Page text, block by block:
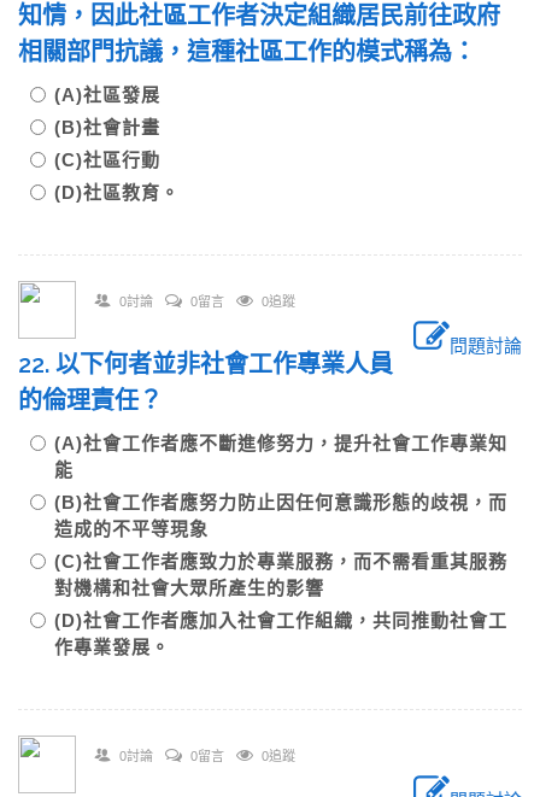
知情，因此社區工作者決定組織居民前往政府
相關部門抗議，這種社區工作的模式稱為：
(A)社區發展
(B)社會計畫
(C)社區行動
(D)社區教育。
0討論 0留言 0追蹤
問題討論
22. 以下何者並非社會工作專業人員
的倫理責任？
(A)社會工作者應不斷進修努力，提升社會工作專業知
能
(B)社會工作者應努力防止因任何意識形態的歧視，而
造成的不平等現象
(C)社會工作者應致力於專業服務，而不需看重其服務
對機構和社會大眾所產生的影響
(D)社會工作者應加入社會工作組織，共同推動社會工
作專業發展。
0討論 0留言 0追蹤